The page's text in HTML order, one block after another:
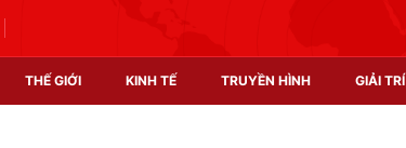
THẾ GIỚI KINH TẾ TRUYỀN HÌNH GIẢI TRÍ